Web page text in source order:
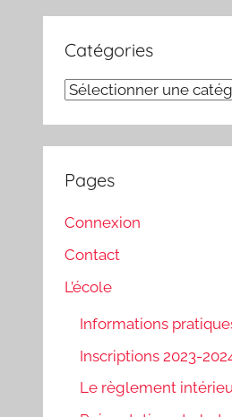
Catégories
Catégories
Pages
Connexion
Contact
L’école
Informations
Inscriptions 2023-
Le règlement